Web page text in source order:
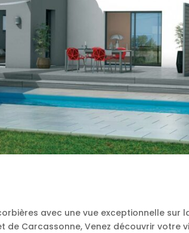
avec une vue exceptionnelle sur
de Carcassonne, Venez découvrir votre